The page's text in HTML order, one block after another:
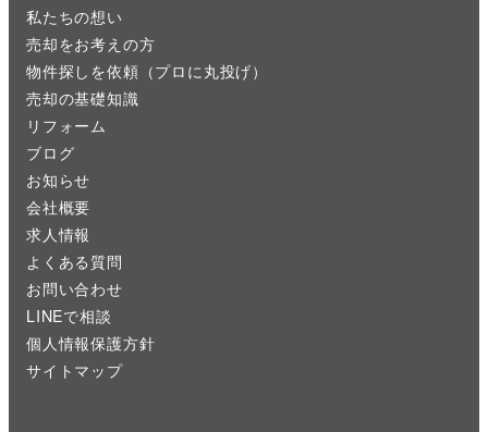
私たちの想い
売却をお考えの方
物件探しを依頼（プロに丸投げ）
売却の基礎知識
リフォーム
ブログ
お知らせ
会社概要
求人情報
よくある質問
お問い合わせ
LINEで相談
個人情報保護方針
サイトマップ